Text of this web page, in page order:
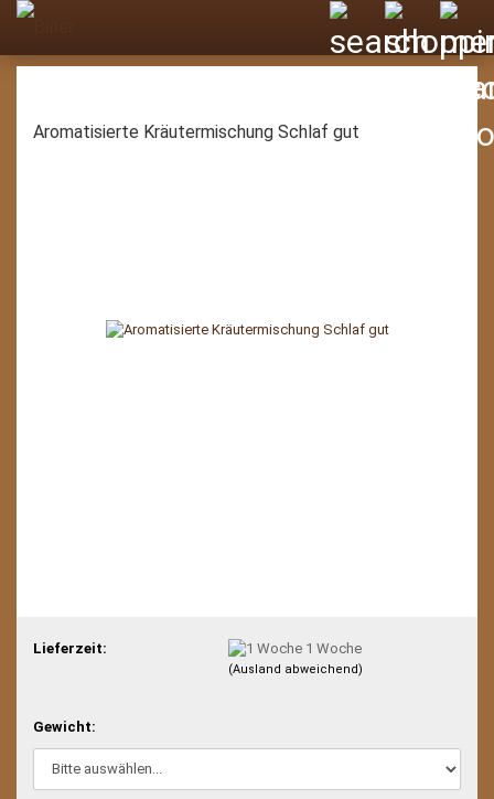
Aromatisierte Kräutermischung Schlaf gut
Lieferzeit: 1 Woche
(Ausland abweichend)
Gewicht: